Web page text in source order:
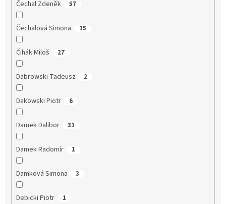
Čechal Zdeněk 57
Čechalová Simona 15
Čihák Miloš 27
Dabrowski Tadeusz 2
Dakowski Piotr 6
Damek Dalibor 31
Damek Radomír 1
Damková Simona 3
Debicki Piotr 1